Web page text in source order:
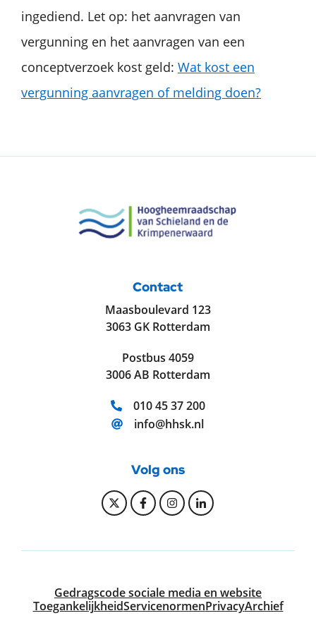
ingediend. Let op: het aanvragen van
vergunning en het aanvragen van een
conceptverzoek kost geld: Wat kost een
vergunning aanvragen of melding doen?
Contact
Maasboulevard 123
3063 GK Rotterdam
Postbus 4059
3006 AB Rotterdam
Telefoonnummer:
010 45 37 200
E-mailadres:
info@hhsk.nl
Volg ons
Bekijk onze Twitter pagina
Bekijk onze Facebook
Bekijk onze Instagram
Bekijk onze
Gedragscode sociale media en website
ToegankelijkheidServicenormenPrivacyArchief